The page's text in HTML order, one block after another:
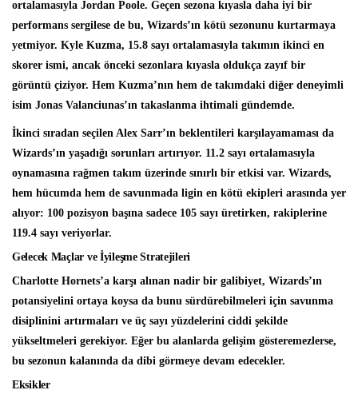
ortalamasıyla Jordan Poole. Geçen sezona kıyasla daha iyi bir
performans sergilese de bu, Wizards’ın kötü sezonunu kurtarmaya
yetmiyor. Kyle Kuzma, 15.8 sayı ortalamasıyla takımın ikinci en
skorer ismi, ancak önceki sezonlara kıyasla oldukça zayıf bir
görüntü çiziyor. Hem Kuzma’nın hem de takımdaki diğer deneyimli
isim Jonas Valanciunas’ın takaslanma ihtimali gündemde.
İkinci sıradan seçilen Alex Sarr’ın beklentileri karşılayamaması da
Wizards’ın yaşadığı sorunları artırıyor. 11.2 sayı ortalamasıyla
oynamasına rağmen takım üzerinde sınırlı bir etkisi var. Wizards,
hem hücumda hem de savunmada ligin en kötü ekipleri arasında yer
alıyor: 100 pozisyon başına sadece 105 sayı üretirken, rakiplerine
119.4 sayı veriyorlar.
Gelecek Maçlar ve İyileşme Stratejileri
Charlotte Hornets’a karşı alınan nadir bir galibiyet, Wizards’ın
potansiyelini ortaya koysa da bunu sürdürebilmeleri için savunma
disiplinini artırmaları ve üç sayı yüzdelerini ciddi şekilde
yükseltmeleri gerekiyor. Eğer bu alanlarda gelişim gösteremezlerse,
bu sezonun kalanında da dibi görmeye devam edecekler.
Eksikler